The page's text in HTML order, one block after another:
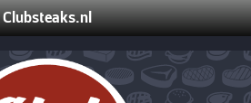
Clubsteaks.nl